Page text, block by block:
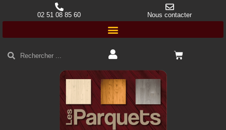
02 51 08 85 60 Nous contacter